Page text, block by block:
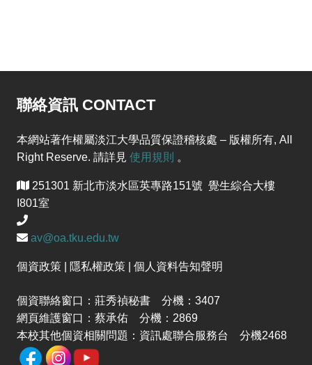
聯絡資訊 CONTACT
本網站著作權屬淡江大學品質保證稽核處 – 版權所有, All
Right Reserve. 請詳見 使用規則 。
251301 新北市淡水區英專路151號 覺生綜合大樓
I801室
av@oa.tku.edu.tw
個資政策 | 隱私權政策 | 個人資料告知聲明
個資聯絡窗口：莊秀禎秘書 分機：3407
網頁維護窗口：蔡承佑 分機：2869
本校其他個資相關問題：資訊處聯合服務台 分機2468